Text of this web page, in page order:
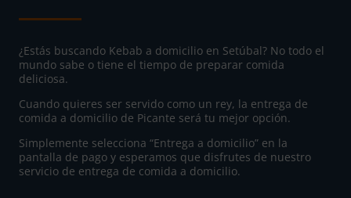
¿Estás buscando Kebab a domicilio en Setúbal? No todo el
mundo sabe o tiene el tiempo de preparar comida
deliciosa.
Cuando quieres ser servido como un rey, la entrega de
comida a domicilio de Picante será tu mejor opción.
Simplemente selecciona “Entrega a domicilio” en la
pantalla de pago y esperamos que disfrutes de nuestro
servicio de entrega de comida a domicilio.